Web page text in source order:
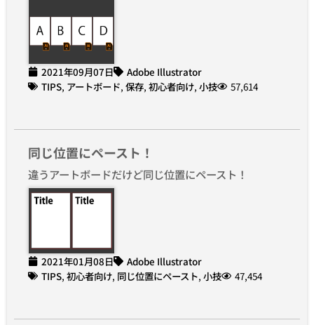
2021年09月07日
Adobe Illustrator
TIPS, アートボード, 保存, 初心者向け, 小技 57,614
同じ位置にペースト！
違うアートボードだけど同じ位置にペースト！
2021年01月08日
Adobe Illustrator
TIPS, 初心者向け, 同じ位置にペースト, 小技 47,454